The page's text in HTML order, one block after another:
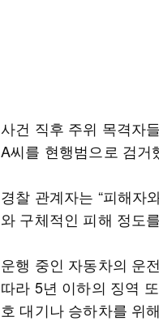
사건 직후 주위 목격자
A씨를 현행범으로 검거
경찰 관계자는 “피해자
와 구체적인 피해 정도
운행 중인 자동차의 운
따라 5년 이하의 징역
호 대기나 승하차를 위